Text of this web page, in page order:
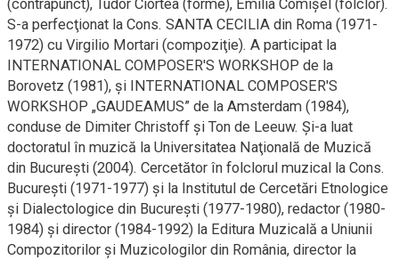
(contrapunct), Tudor Ciortea (forme), Emilia Comişel (folclor).
S-a perfecţionat la Cons. SANTA CECILIA din Roma (1971-
1972) cu Virgilio Mortari (compoziţie). A participat la
INTERNATIONAL COMPOSER'S WORKSHOP de la
Borovetz (1981), şi INTERNATIONAL COMPO­SER'S
WORKSHOP „GAUDEAMUS” de la Amsterdam (1984),
conduse de Dimiter Christoff şi Ton de Leeuw. Şi-a luat
doctoratul în muzică la Universitatea Naţională de Muzică
din Bucureşti (2004). Cercetător în folclorul muzical la Cons.
Bucureşti (1971-1977) şi la Institutul de Cercetări Etnologice
şi Dialectologice din Bucureşti (1977-1980), redactor (1980-
1984) şi director (1984-1992) la Editura Muzicală a Uniunii
Compozitorilor şi Muzicologilor din România, director la